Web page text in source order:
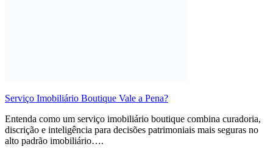
Serviço Imobiliário Boutique Vale a Pena?
Entenda como um serviço imobiliário boutique combina curadoria,
discrição e inteligência para decisões patrimoniais mais seguras no
alto padrão imobiliário….